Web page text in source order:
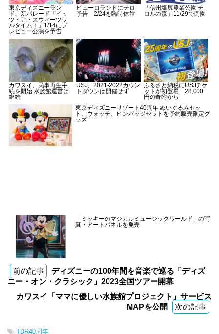
東京ディズニーラン
ド、新パレード「イッ
ツ・ア・スウィーツフ
ルタイム！」1/14にプ
レビュー公演を予告
ピューロランドにテロ
予告 2/24を臨時休館
「信州塩尻農業公園 チ
ロルの森」11/29で閉園
カワスイ、民事再生手
続を開始 水族館運営は
継続
USJ、2021-2022カウン
トダウンは開催せず
ふるさと納税にUSJチケ
ットが初登場 28,000
円の寄附から
東京ディズニーリゾート40周年 ぬいぐるみセッ
ト、ウォッチ、ピンバッジセットを予約販売限定グ
ッズ
「ミッキーのマジカルミュージックワールド」の写
真・アートパネルを発売
前の記事
ディズニーの100年間を音楽で巡る「ディズ
ニー・オン・クラシック」2023全国ツアー開幕
カワスイ「ママに優しい水族館プロジェクト」サービス
MAPを公開
次の記事
-TDR40周年